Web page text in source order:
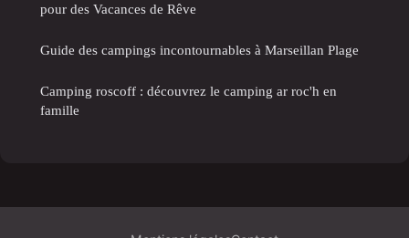
pour des Vacances de Rêve
Guide des campings incontournables à Marseillan Plage
Camping roscoff : découvrez le camping ar roc'h en
famille